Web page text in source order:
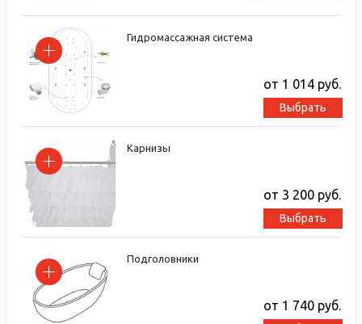
Гидромассажная система
от 1 014 руб.
Выбрать
Карнизы
от 3 200 руб.
Выбрать
Подголовники
от 1 740 руб.